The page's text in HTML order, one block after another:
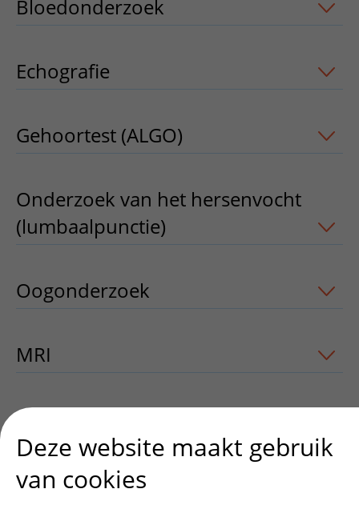
Bloedonderzoek uitklapper, klik om
Echografie uitklapper, klik om te
Gehoortest (ALGO) uitklapper, klik om
Onderzoek van het hersenvocht
(lumbaalpunctie) uitklapper, klik om
Oogonderzoek uitklapper, klik om te
MRI
Neonatale screening (hielprik)
Röntgenfotouitklapper, klik om te
Deze website maakt gebruik
van cookies